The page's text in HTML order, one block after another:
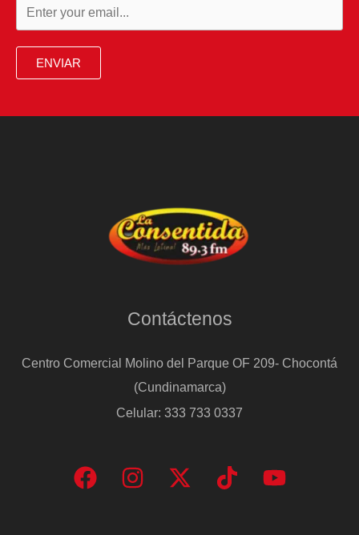
ENVIAR
Contáctenos
Centro Comercial Molino del Parque OF 209- Chocontá
(Cundinamarca)
Celular: 333 733 0337